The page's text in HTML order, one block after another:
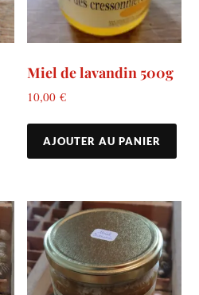
Miel de lavandin 500g
10,00€
AJOUTER AU PANIER